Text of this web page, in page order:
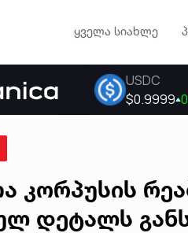
ყველა სიახლე
კორპუსის
დეტალს